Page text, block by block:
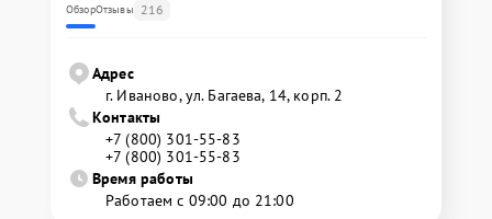
ОбзорОтзывы 216
Адрес
г. Иваново, ул. Багаева, 14, корп. 2
Контакты
+7 (800) 301-55-83
+7 (800) 301-55-83
Время работы
Работаем с 09:00 до 21:00